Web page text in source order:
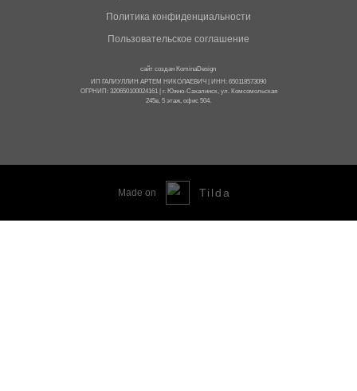
Политика конфиденциальности
Пользовательское соглашение
сайт создан KominaDesign
ИП ГАЛИУЛЛИН АРТЕМ НИКОЛАЕВИЧ | ИНН: 650118573090
ОГРНИП: 320650100024161 | г. Южно-Сахалинск, ул. Комсомольская
245в, 5 этаж, офис 504.
Made on Tilda